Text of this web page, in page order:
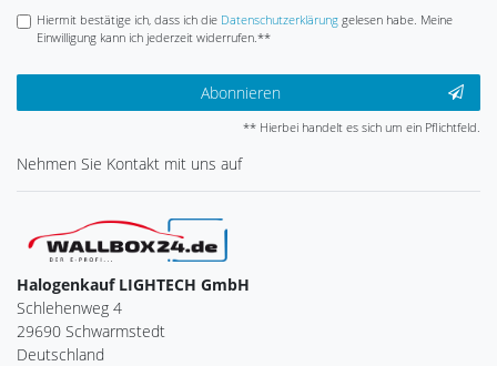
Hiermit bestätige ich, dass ich die Daten­schutz­erklärunggelesen habe. Meine
Einwilligung kann ich jederzeit widerrufen.**
Abonnieren
** Hierbei handelt es sich um ein Pflichtfeld.
Nehmen Sie Kontakt mit uns auf
Halogenkauf LIGHTECH GmbH
Schlehenweg 4
29690 Schwarmstedt
Deutschland